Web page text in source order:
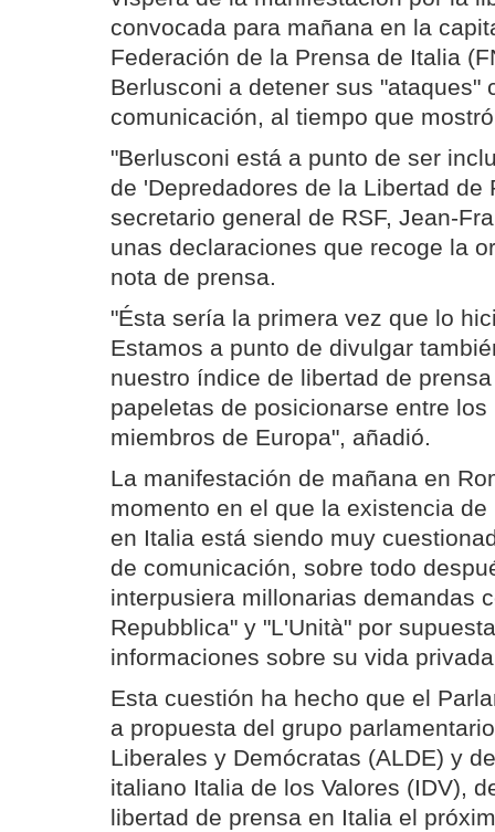
convocada para mañana en la
Federación de la Prensa de Italia
Berlusconi a detener sus "ataques"
comunicación, al tiempo que
"Berlusconi está a punto de ser
de 'Depredadores de la Libertad de
secretario general de RSF, Jean-
unas declaraciones que recoge la
nota de prensa.
"Ésta sería la primera vez que lo
Estamos a punto de divulgar
nuestro índice de libertad de
papeletas de posicionarse entre
miembros de Europa", añadió.
La manifestación de mañana en
momento en el que la existencia
en Italia está siendo muy
de comunicación, sobre todo
interpusiera millonarias demandas
Repubblica" y "L'Unità" por
informaciones sobre su vida
Esta cuestión ha hecho que el
a propuesta del grupo
Liberales y Demócratas (ALDE) y
italiano Italia de los Valores (IDV),
libertad de prensa en Italia el